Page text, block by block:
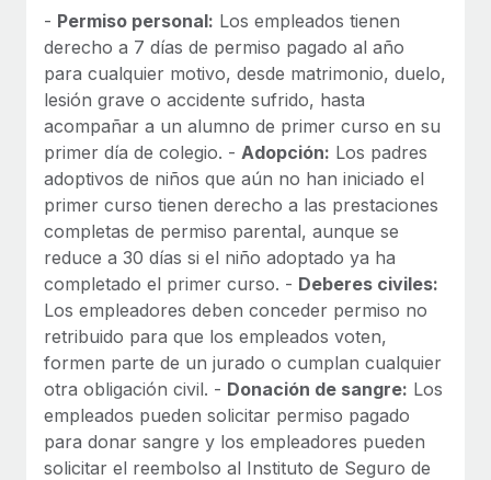
- Permiso personal: Los empleados tienen
derecho a 7 días de permiso pagado al año
para cualquier motivo, desde matrimonio, duelo,
lesión grave o accidente sufrido, hasta
acompañar a un alumno de primer curso en su
primer día de colegio. - Adopción: Los padres
adoptivos de niños que aún no han iniciado el
primer curso tienen derecho a las prestaciones
completas de permiso parental, aunque se
reduce a 30 días si el niño adoptado ya ha
completado el primer curso. - Deberes civiles:
Los empleadores deben conceder permiso no
retribuido para que los empleados voten,
formen parte de un jurado o cumplan cualquier
otra obligación civil. - Donación de sangre: Los
empleados pueden solicitar permiso pagado
para donar sangre y los empleadores pueden
solicitar el reembolso al Instituto de Seguro de